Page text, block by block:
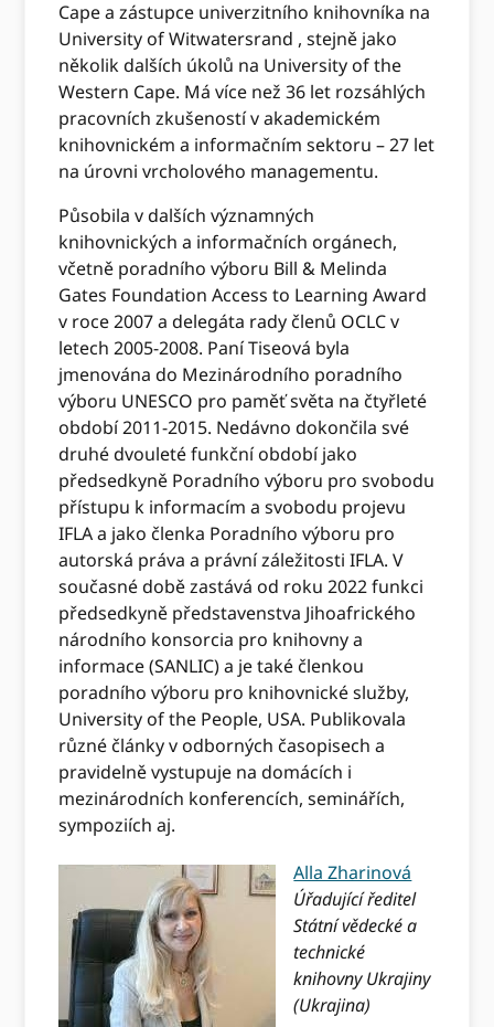
Cape a zástupce univerzitního knihovníka na
University of Witwatersrand , stejně jako
několik dalších úkolů na University of the
Western Cape. Má více než 36 let rozsáhlých
pracovních zkušeností v akademickém
knihovnickém a informačním sektoru – 27 let
na úrovni vrcholového managementu.
Působila v dalších významných
knihovnických a informačních orgánech,
včetně poradního výboru Bill & Melinda
Gates Foundation Access to Learning Award
v roce 2007 a delegáta rady členů OCLC v
letech 2005-2008. Paní Tiseová byla
jmenována do Mezinárodního poradního
výboru UNESCO pro paměť světa na čtyřleté
období 2011-2015. Nedávno dokončila své
druhé dvouleté funkční období jako
předsedkyně Poradního výboru pro svobodu
přístupu k informacím a svobodu projevu
IFLA a jako členka Poradního výboru pro
autorská práva a právní záležitosti IFLA. V
současné době zastává od roku 2022 funkci
předsedkyně představenstva Jihoafrického
národního konsorcia pro knihovny a
informace (SANLIC) a je také členkou
poradního výboru pro knihovnické služby,
University of the People, USA. Publikovala
různé články v odborných časopisech a
pravidelně vystupuje na domácích i
mezinárodních konferencích, seminářích,
sympoziích aj.
Alla Zharinová
Úřadující ředitel
Státní vědecké a
technické
knihovny Ukrajiny
(Ukrajina)